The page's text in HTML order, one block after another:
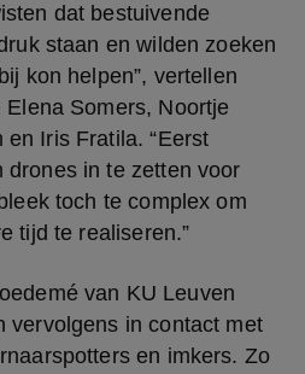
dat bestuivende
staan en wilden zoeken
kon helpen”, vertellen
Elena Somers, Noortje
Iris Fratila. “Eerst
drones in te zetten voor
toch te complex om
tijd te realiseren.”
van KU Leuven
vervolgens in contact met
en imkers. Zo